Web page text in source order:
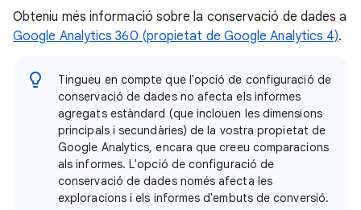
Obteniu més informació sobre la conservació de dades a
Google Analytics 360 (propietat de Google Analytics 4).
Tingueu en compte que l'opció de configuració de
conservació de dades no afecta els informes
agregats estàndard (que inclouen les dimensions
principals i secundàries) de la vostra propietat de
Google Analytics, encara que creeu comparacions
als informes. L'opció de configuració de
conservació de dades només afecta les
exploracions i els informes d'embuts de conversió.